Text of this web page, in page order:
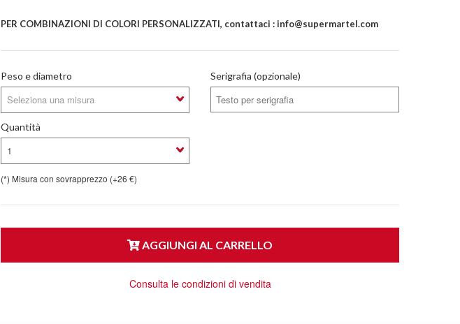
PER COMBINAZIONI DI COLORI PERSONALIZZATI, contattaci : info@supermartel.com
Peso e diametro
Seleziona una misura
Serigrafia (opzionale)
Quantità
1
(*) Misura con sovrapprezzo (+26 €)
AGGIUNGI AL CARRELLO
Consulta le condizioni di vendita